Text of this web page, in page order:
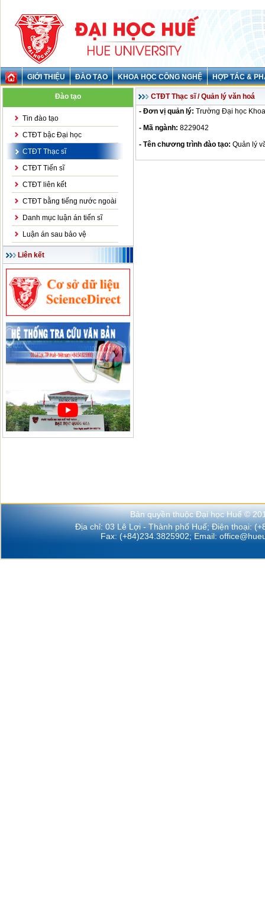
GIỚI THIỆU ĐÀO TẠO KHOA HỌC CÔNG NGHỆ HỢP TÁC &
Đào tạo
Tin đào tạo
CTĐT bậc Đại học
CTĐT Thạc sĩ
CTĐT Tiến sĩ
CTĐT liên kết
CTĐT bằng tiếng nước ngoài
Danh mục luận án tiến sĩ
Luận án sau bảo vệ
Liên kết
CTĐT Thạc sĩ / Quản lý văn hoá
- Đơn vị quản lý: Trường Đại học
- Mã ngành: 8229042
- Tên chương trình đào tạo: Quản lý
Bản quyền thuộc Đại học Huế ©
Địa chỉ: 03 Lê Lợi - Thành phố Huế; Điện thoại:
Fax: (+84)234.3825902; Email: